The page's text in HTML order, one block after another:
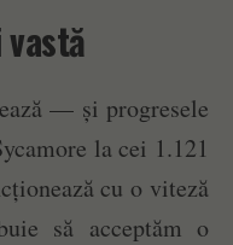
— și progresele
la cei 1.121
cu o viteză
să acceptăm o